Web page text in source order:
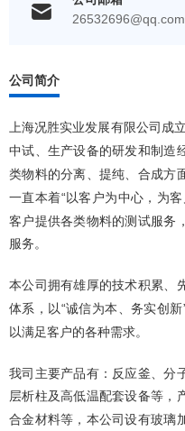
26532696@qq.com
公司简介
上海况胜实业发展有限公司成
中试、生产设备的研发和制造
类物料的分离、提纯、合成方
一直本着“以客户为中心，为
客户提供各类物料的测试服务
服务。
本公司拥有雄厚的技术积累、
体系，以“诚信为本、务实创
以满足客户的各种需求。
我司主要产品有：反应釜、分
层析柱及高低温配套设备等，
合金材料等，本公司设有玻璃